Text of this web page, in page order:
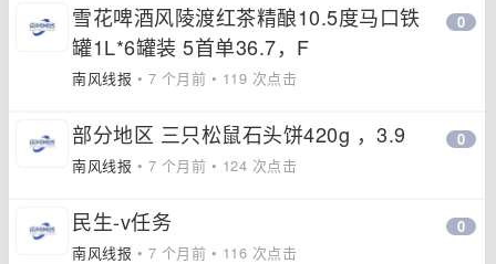
雪花啤酒风陵渡红茶精酿10.5度马口铁
罐1L*6罐装 5首单36.7，F
南风线报 • 7 个月前 • 119 次点击
0
部分地区 三只松鼠石头饼420g ，3.9
南风线报 • 7 个月前 • 124 次点击
0
民生-v任务
南风线报 • 7 个月前 • 116 次点击
0